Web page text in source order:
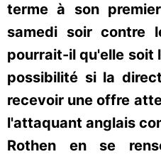
terme à son
samedi soir contre
pourrait-il qu'elle soit
possibilité si la
recevoir une offre
l'attaquant anglais
Rothen en se